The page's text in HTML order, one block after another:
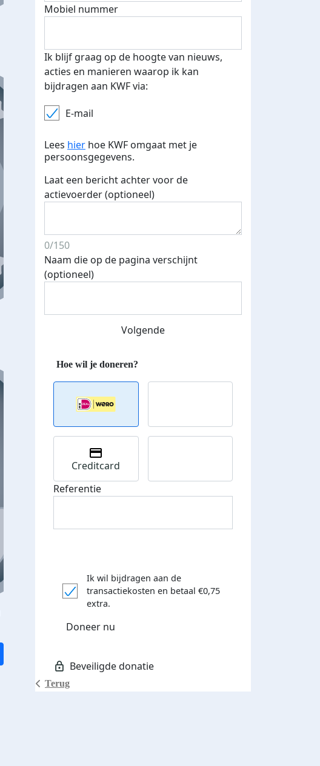
E-mails verstuurd
Streefbedrag verhoogd
Donateurs bedankt
€500 euro opgehaald: t-shirt
Mobiel nummer
Ik blijf graag op de hoogte van nieuws,
acties en manieren waarop ik kan
bijdragen aan KWF via:
E-mail
Lees hier hoe KWF omgaat met je
persoonsgegevens.
Laat een bericht achter voor de
actievoerder (optioneel)
0/150
Naam die op de pagina verschijnt
(optioneel)
Volgende
Terug
Creditcard
Referentie
Ik wil bijdragen aan de
transactiekosten en betaal €0,75
extra.
Doneer nu